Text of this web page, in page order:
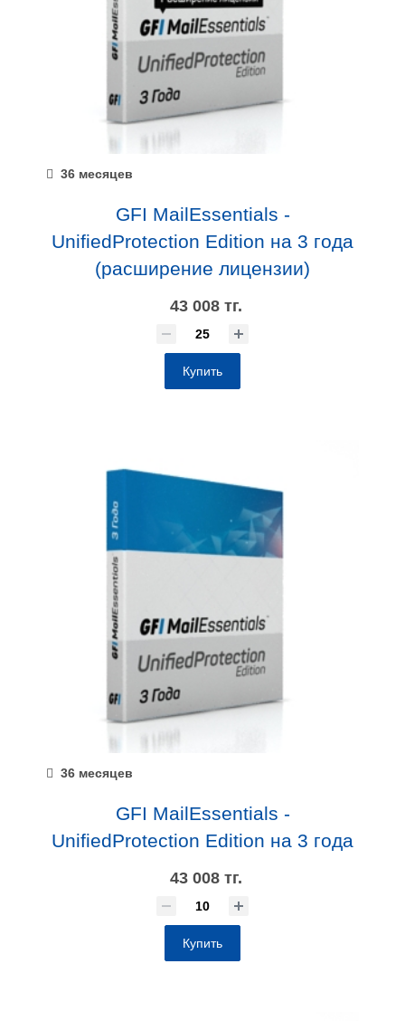
36 месяцев
GFI MailEssentials -
UnifiedProtection Edition на 3 года
(расширение лицензии)
43 008 тг.
Купить
36 месяцев
GFI MailEssentials -
UnifiedProtection Edition на 3 года
43 008 тг.
Купить